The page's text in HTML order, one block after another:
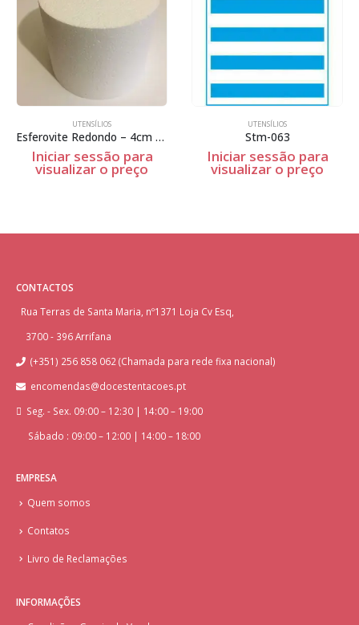
UTENSÍLIOS
Esferovite Redondo – 4cm Espessura
Iniciar sessão para
visualizar o preço
UTENSÍLIOS
Stm-063
Iniciar sessão para
visualizar o preço
CONTACTOS
Rua Terras de Santa Maria, nº1371 Loja Cv Esq,
3700 - 396 Arrifana
(+351) 256 858 062 (Chamada para rede fixa nacional)
encomendas@docestentacoes.pt
Seg. - Sex. 09:00 – 12:30 | 14:00 – 19:00
Sábado : 09:00 – 12:00 | 14:00 – 18:00
EMPRESA
Quem somos
Contatos
Livro de Reclamações
INFORMAÇÕES